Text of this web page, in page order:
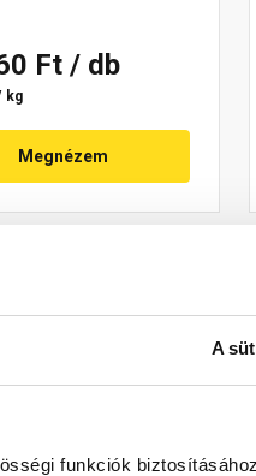
A
funkciók
Ft / db
kg
Megnézem